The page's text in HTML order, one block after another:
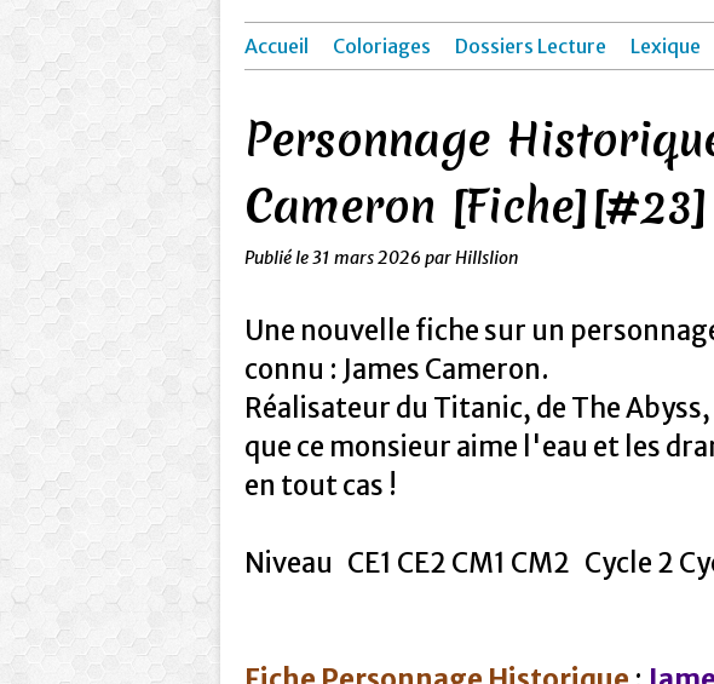
Accueil Coloriages Dossiers Lecture Lexique
Personnage
Cameron [Fiche][#23]
Publié le31 mars 2026 par Hillslion
Une nouvelle fiche sur un
connu : James Cameron.
Réalisateur du Titanic, de The
que ce monsieur aime l'eau et les
en tout cas !
Niveau CE1 CE2 CM1 CM2 Cycle 2